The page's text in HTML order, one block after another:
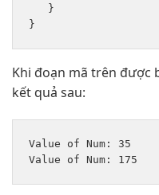
   }
Khi đoạn mã trên được
kết quả sau:
Value of Num: 35